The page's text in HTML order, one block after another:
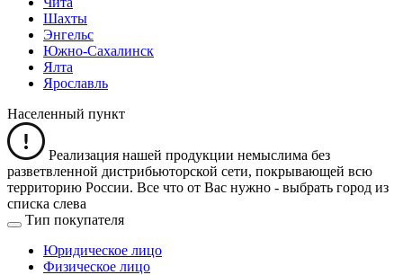
Шахты
Энгельс
Южно-Сахалинск
Ялта
Ярославль
Населенный пункт
Реализация нашей продукции немыслима без
разветвленной дистрибьюторской сети, покрывающей всю
территорию России. Все что от Вас нужно - выбрать город из
списка слева
Тип покупателя
Юридическое лицо
Физическое лицо